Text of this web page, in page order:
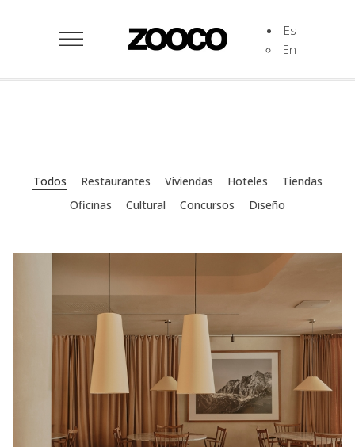
Es
En
Todos Restaurantes Viviendas Hoteles
Tiendas
Oficinas
Cultural Concursos Diseño
La Maruca de Azca
Restaurantes